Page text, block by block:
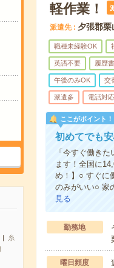
糸
軽作業！
派遣先 夕張郡
職種未経験OK
英語不要 履歴
午後のみOK 交
派遣多 電話対
ここがポイント！
初めてでも
「今すぐ働き
ます！全国に
め！】○ すぐに
のみがいい○ 家
見る
勤務地
曜日頻度